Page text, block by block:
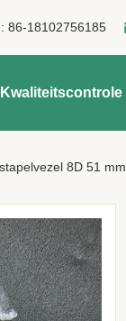
86-18102756185
Kwaliteitscontrole
8D 51 mm